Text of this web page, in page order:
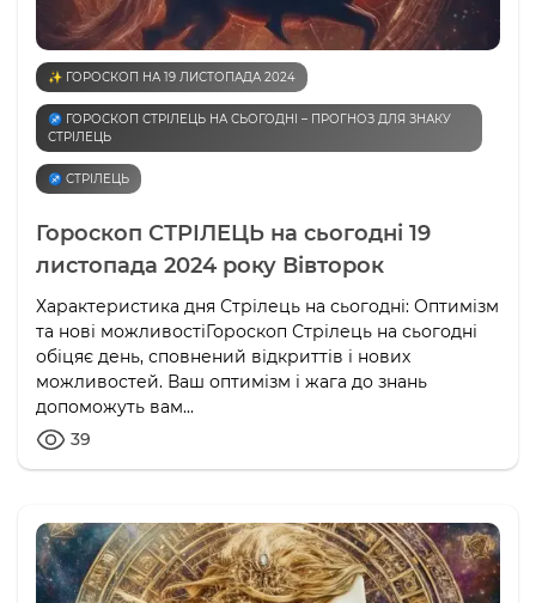
✨ ГОРОСКОП НА 19 ЛИСТОПАДА 2024
♐️ ГОРОСКОП СТРІЛЕЦЬ НА СЬОГОДНІ – ПРОГНОЗ ДЛЯ ЗНАКУ
СТРІЛЕЦЬ
♐️ СТРІЛЕЦЬ
Гороскоп СТРІЛЕЦЬ на сьогодні 19
листопада 2024 року Вівторок
Характеристика дня Стрілець на сьогодні: Оптимізм
та нові можливостіГороскоп Стрілець на сьогодні
обіцяє день, сповнений відкриттів і нових
можливостей. Ваш оптимізм і жага до знань
допоможуть вам...
39